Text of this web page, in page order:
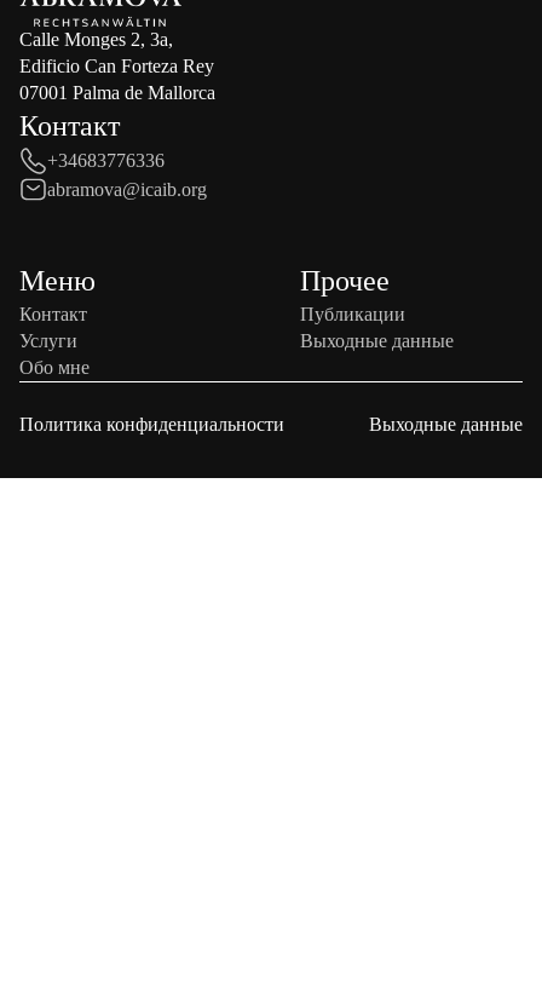
Calle Monges 2, 3a,
Edificio Can Forteza Rey
07001 Palma de Mallorca
Контакт
+34683776336
abramova@icaib.org
Меню
Контакт
Услуги
Обо мне
Прочее
Публикации
Выходные данные
Политика конфиденциальности Выходные данные